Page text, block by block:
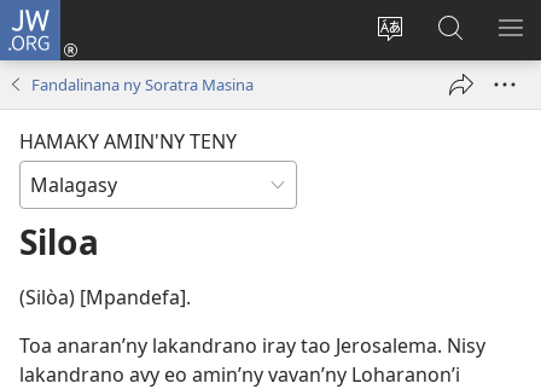
JW.ORG
Hiova
Hiditra
(manokatra
ato
Amin’ny
Fandalinana ny Soratra Masina
HAMAKY AMIN'NY TENY
Siloa
(Silòa) [Mpandefa].
Toa anaran’ny lakandrano iray tao Jerosalema. Nisy
lakandrano avy eo amin’ny vavan’ny Loharanon’i